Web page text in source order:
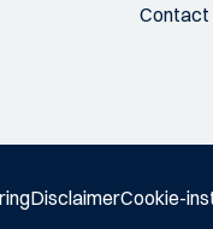
Contact
DisclaimerCookie-